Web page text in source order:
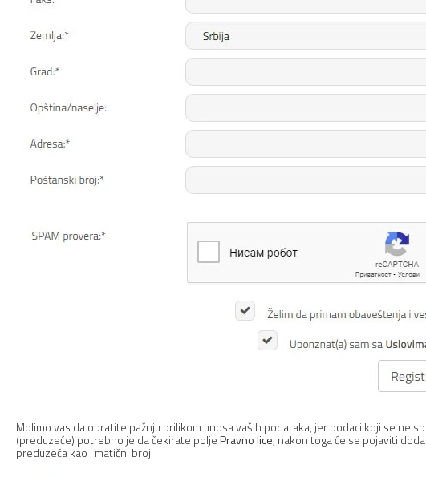
Molimo vas da obratite pažnju prilikom unosa vaših podataka, jer podaci koji se
(preduzeće) potrebno je da čekirate poljePravno lice, nakon toga će se pojaviti
preduzeća kao i matični broj.